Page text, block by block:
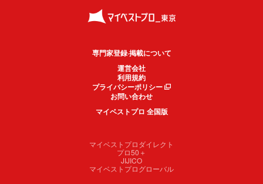
専門家登録·掲載について
運営会社
利用規約
プライバシーポリシー
お問い合わせ
マイベストプロ 全国版
マイベストプロダイレクト
プロ50＋
JIJICO
マイベストプログローバル